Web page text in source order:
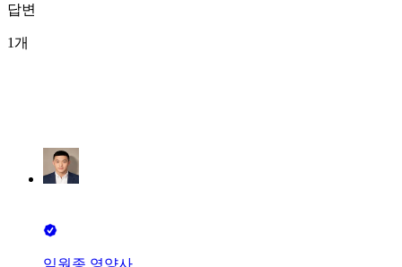
답변
1개
임원종 영양사